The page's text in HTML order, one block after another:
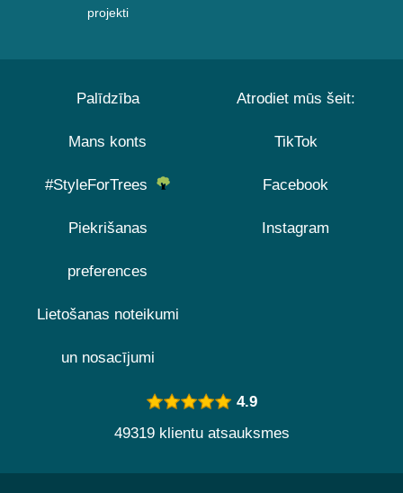
projekti
Palīdzība
Mans konts
#StyleForTrees
Piekrišanas
preferences
Lietošanas noteikumi
un nosacījumi
Atrodiet mūs šeit:
TikTok
Facebook
Instagram
4.9
49319 klientu atsauksmes